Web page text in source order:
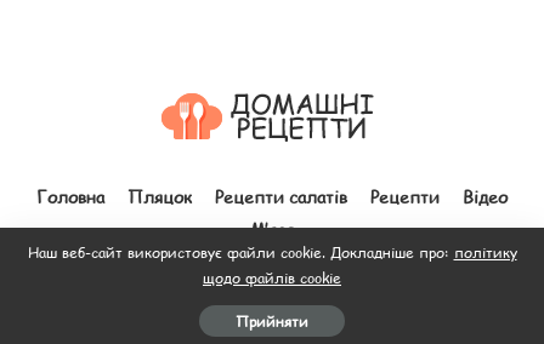
Головна Пляцок Рецепти салатів Рецепти
Відео
М’ясо
© 2012–2026 Всі права захищено. Зроблено з
Наш веб-сайт використовує файли cookie. Докладніше про: політику
щодо файлів cookie
Прийняти